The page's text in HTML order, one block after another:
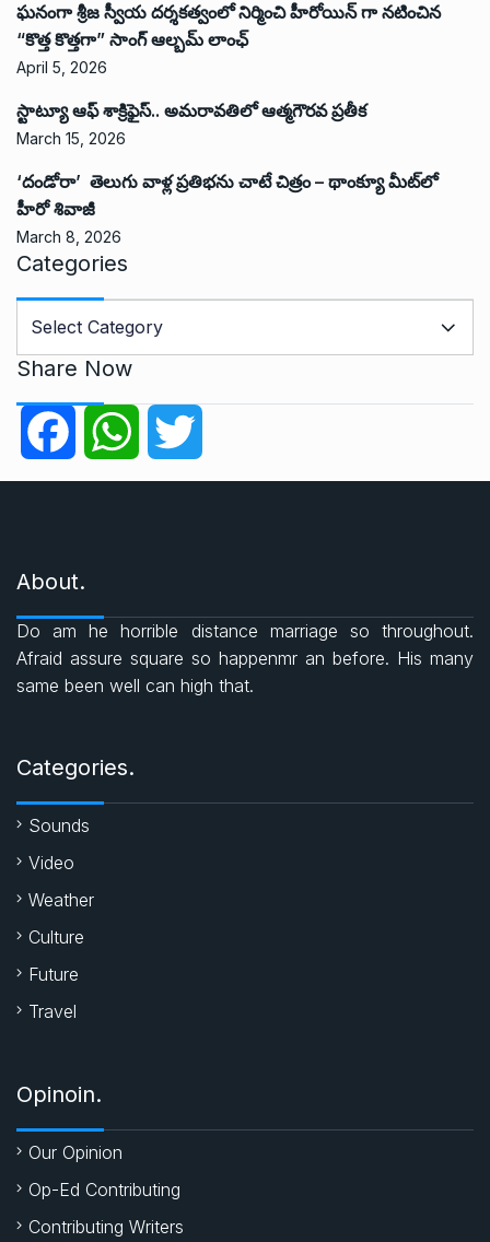
ఘనంగా శ్రీజ స్వీయ దర్శకత్వంలో నిర్మించి హీరోయిన్ గా నటించిన
“కొత్త కొత్తగా” సాంగ్ ఆల్బమ్ లాంఛ్
April 5, 2026
స్టాట్యూ ఆఫ్ శాక్రిఫైస్.. అమరావతిలో ఆత్మగౌరవ ప్రతీక
March 15, 2026
‘దండోరా’ తెలుగు వాళ్ల ప్రతిభను చాటే చిత్రం – థాంక్యూ మీట్‌లో
హీరో శివాజీ
March 8, 2026
Categories
t
o
r
Share Now
a
e
b
o
k
W
h
s
w
t
About.
Do am he horrible distance marriage so throughout.
Afraid assure square so happenmr an before. His many
same been well can high that.
Categories.
Sounds
Video
Weather
Culture
Future
Travel
Opinoin.
Our Opinion
Op-Ed Contributing
Contributing Writers